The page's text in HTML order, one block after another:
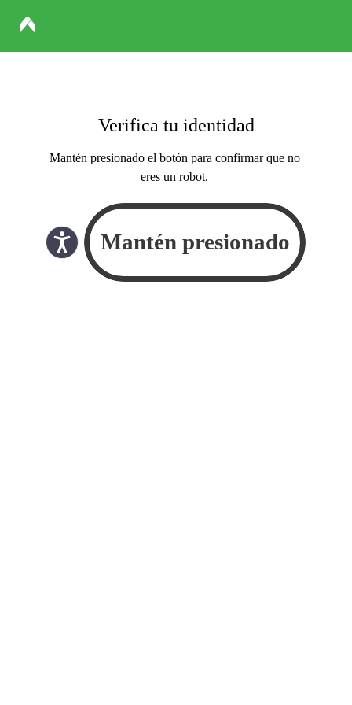
Verifica tu identidad
Mantén presionado el botón para confirmar que no
eres un robot.